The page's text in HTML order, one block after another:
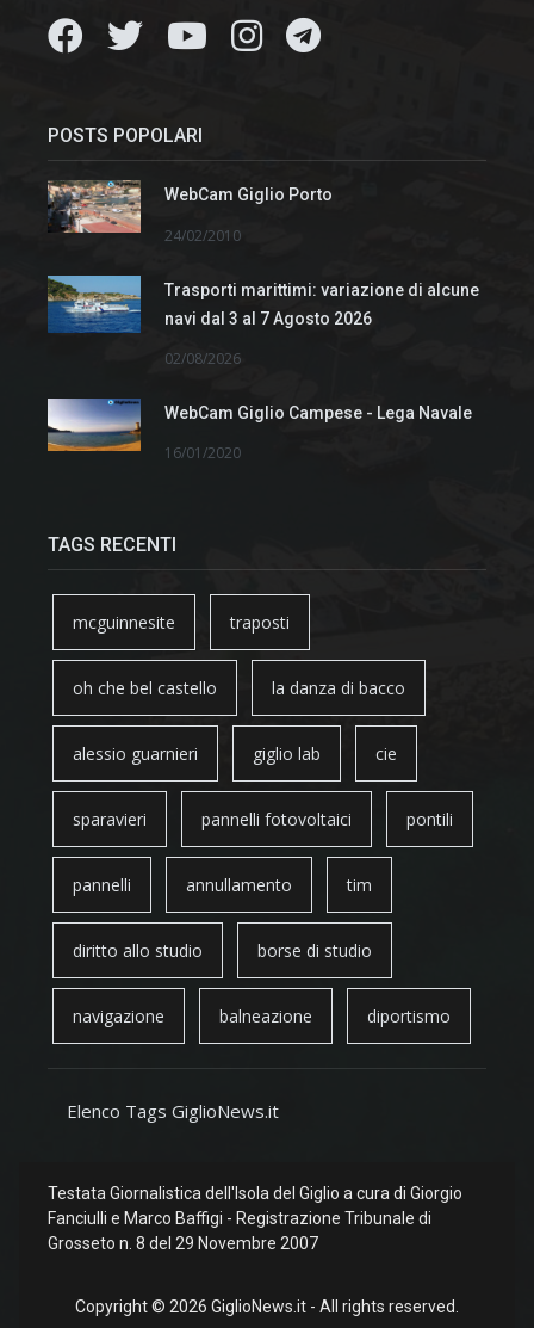
POSTS POPOLARI
WebCam Giglio Porto
24/02/2010
Trasporti marittimi: variazione di alcune
navi dal 3 al 7 Agosto 2026
02/08/2026
WebCam Giglio Campese - Lega Navale
16/01/2020
TAGS RECENTI
mcguinnesite traposti
oh che bel castello la danza di bacco
alessio guarnieri giglio lab cie
sparavieri pannelli fotovoltaici pontili
pannelli annullamento tim
diritto allo studio borse di studio
navigazione balneazione diportismo
Elenco Tags GiglioNews.it
Testata Giornalistica dell'Isola del Giglio a cura di Giorgio
Fanciulli e Marco Baffigi - Registrazione Tribunale di
Grosseto n. 8 del 29 Novembre 2007
Copyright © 2026 GiglioNews.it - All rights reserved.